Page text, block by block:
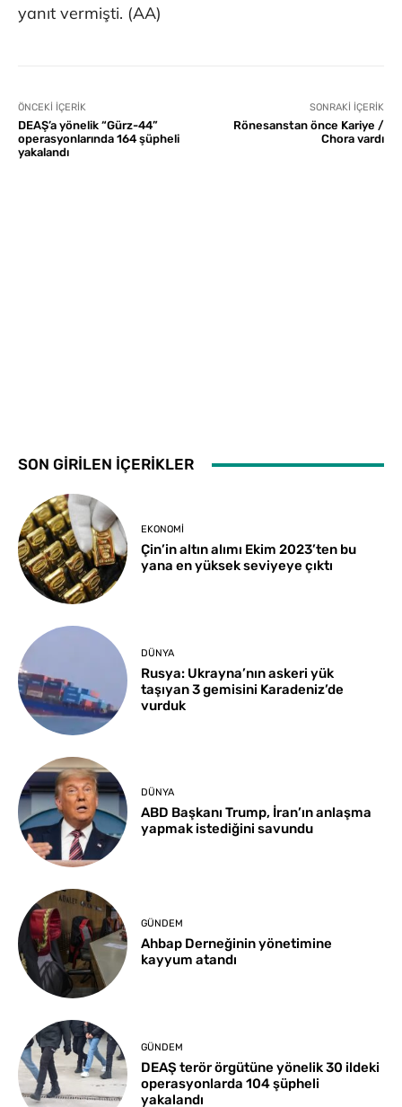
yanıt vermişti. (AA)
ÖNCEKI İÇERIK
DEAŞ’a yönelik “Gürz-44”
operasyonlarında 164 şüpheli
yakalandı
SONRAKI İÇERIK
Rönesanstan önce Kariye /
Chora vardı
SON GİRİLEN İÇERİKLER
EKONOMI
Çin’in altın alımı Ekim 2023’ten bu
yana en yüksek seviyeye çıktı
DÜNYA
Rusya: Ukrayna’nın askeri yük
taşıyan 3 gemisini Karadeniz’de
vurduk
DÜNYA
ABD Başkanı Trump, İran’ın anlaşma
yapmak istediğini savundu
GÜNDEM
Ahbap Derneğinin yönetimine
kayyum atandı
GÜNDEM
DEAŞ terör örgütüne yönelik 30 ildeki
operasyonlarda 104 şüpheli
yakalandı